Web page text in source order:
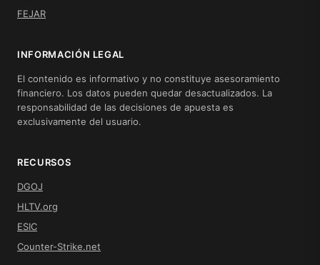
FEJAR
INFORMACIÓN LEGAL
El contenido es informativo y no constituye asesoramiento
financiero. Los datos pueden quedar desactualizados. La
responsabilidad de las decisiones de apuesta es
exclusivamente del usuario.
RECURSOS
DGOJ
HLTV.org
ESIC
Counter-Strike.net